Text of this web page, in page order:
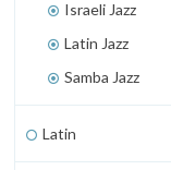
Israeli Jazz
Latin Jazz
Samba Jazz
Latin